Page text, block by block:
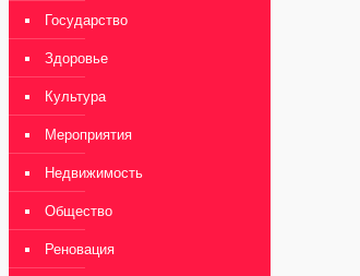
Государство
Здоровье
Культура
Мероприятия
Недвижимость
Общество
Реновация